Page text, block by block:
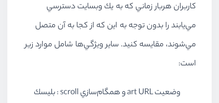
كاربران هربار زماني كه به يك وبسايت دسترسي
مي‌يابند را بدون توجه به اين كه از كجا به آن متصل
مي‌شوند، مقايسه كنيد. ساير ويژگي‌ها شامل موارد زير
است:
وضعيت art URL و همگام‌سازي scroll : بليسك